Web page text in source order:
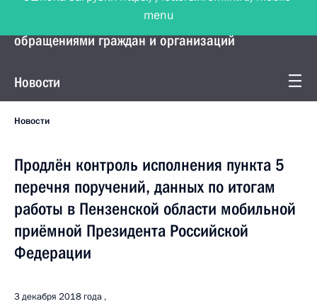
Управление Президента по работе с
обращениями граждан и организаций
Новости
Новости
Продлён контроль исполнения пункта 5
перечня поручений, данных по итогам
работы в Пензенской области мобильной
приёмной Президента Российской
Федерации
3 декабря 2018 года
menu